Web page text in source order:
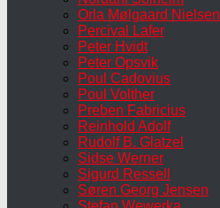
Orla Mølgaard Nielsen
Percival Lafer
Peter Hvidt
Peter Opsvik
Poul Cadovius
Poul Volther
Preben Fabricius
Reinhold Adolf
Rudolf B. Glatzel
Sidse Werner
Sigurd Ressell
Søren Georg Jensen